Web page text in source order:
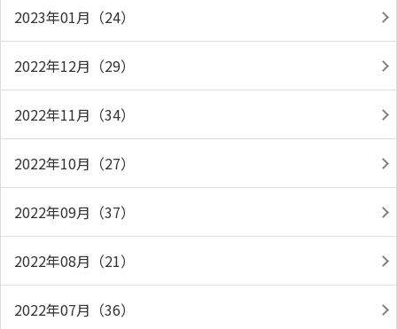
2023年01月（24）
2022年12月（29）
2022年11月（34）
2022年10月（27）
2022年09月（37）
2022年08月（21）
2022年07月（36）